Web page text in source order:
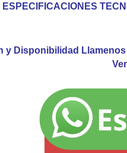
ESPECIFICACIONES
y Disponibilidad